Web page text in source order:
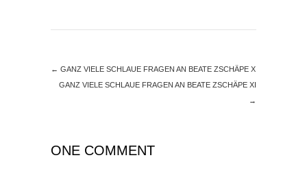
← GANZ VIELE SCHLAUE FRAGEN AN BEATE ZSCHÄPE X
GANZ VIELE SCHLAUE FRAGEN AN BEATE ZSCHÄPE XI
→
ONE COMMENT